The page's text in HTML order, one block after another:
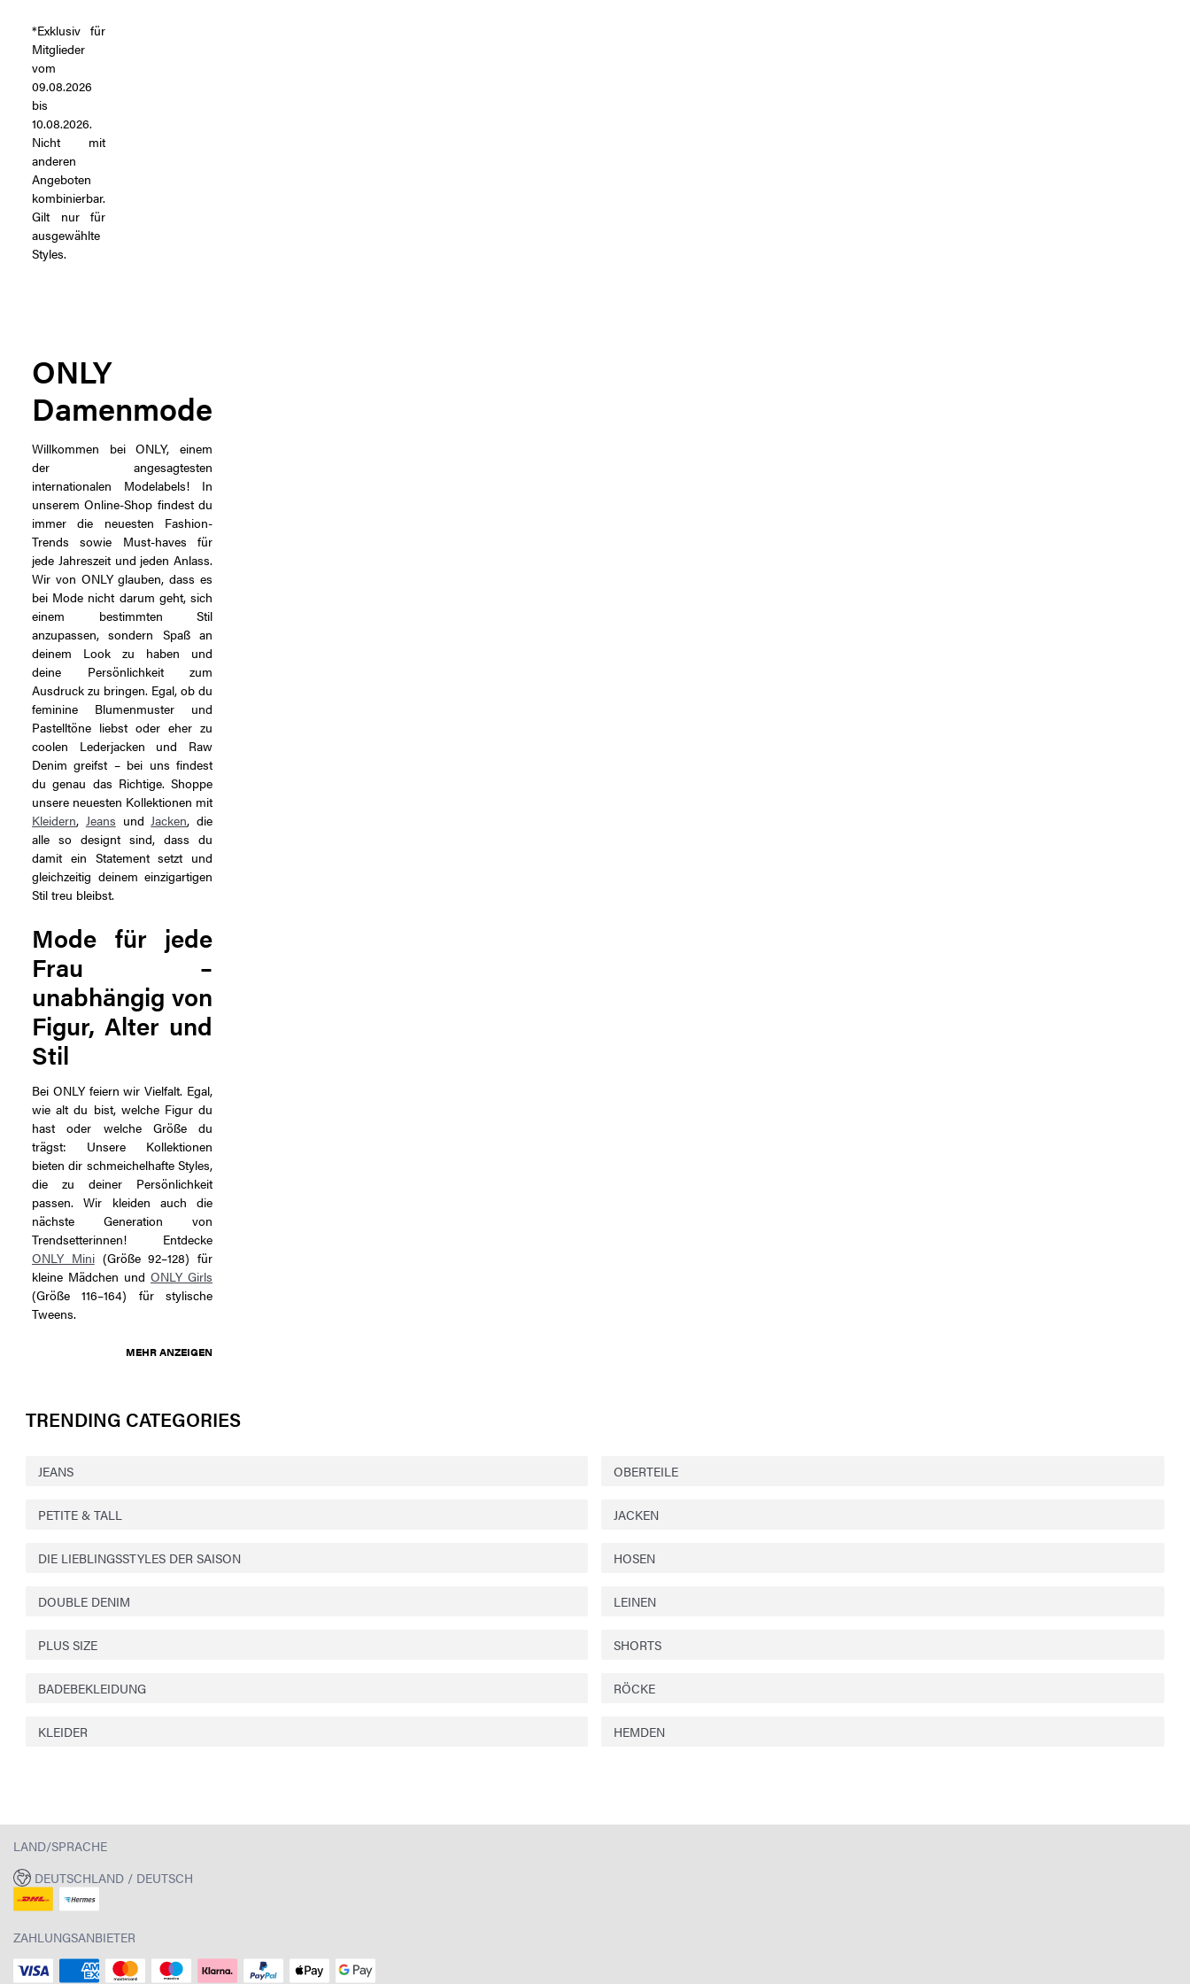
*Exklusiv für
Mitglieder
vom
09.08.2026
bis
10.08.2026.
Nicht mit
anderen
Angeboten
kombinierbar.
Gilt nur für
ausgewählte
Styles.
ONLY
Damenmode
Willkommen bei ONLY, einem
der angesagtesten
internationalen Modelabels! In
unserem Online-Shop findest du
immer die neuesten Fashion-
Trends sowie Must-haves für
jede Jahreszeit und jeden Anlass.
Wir von ONLY glauben, dass es
bei Mode nicht darum geht, sich
einem bestimmten Stil
anzupassen, sondern Spaß an
deinem Look zu haben und
deine Persönlichkeit zum
Ausdruck zu bringen. Egal, ob du
feminine Blumenmuster und
Pastelltöne liebst oder eher zu
coolen Lederjacken und Raw
Denim greifst – bei uns findest
du genau das Richtige. Shoppe
unsere neuesten Kollektionen mit
Kleidern, Jeans und Jacken, die
alle so designt sind, dass du
damit ein Statement setzt und
gleichzeitig deinem einzigartigen
Stil treu bleibst.
Mode für jede
Frau –
unabhängig von
Figur, Alter und
Stil
Bei ONLY feiern wir Vielfalt. Egal,
wie alt du bist, welche Figur du
hast oder welche Größe du
trägst: Unsere Kollektionen
bieten dir schmeichelhafte Styles,
die zu deiner Persönlichkeit
passen. Wir kleiden auch die
nächste Generation von
Trendsetterinnen! Entdecke
ONLY Mini(Größe 92–128) für
kleine Mädchen und ONLY Girls
(Größe 116–164) für stylische
Tweens.
MEHR ANZEIGEN
TRENDING CATEGORIES
JEANS OBERTEILE
PETITE & TALL JACKEN
DIE LIEBLINGSSTYLES DER SAISON HOSEN
DOUBLE DENIM LEINEN
PLUS SIZE SHORTS
BADEBEKLEIDUNG RÖCKE
KLEIDER HEMDEN
LAND/SPRACHE
DEUTSCHLAND / DEUTSCH
ZAHLUNGSANBIETER